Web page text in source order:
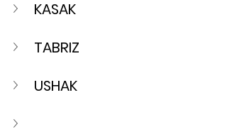
KASAK
TABRIZ
USHAK